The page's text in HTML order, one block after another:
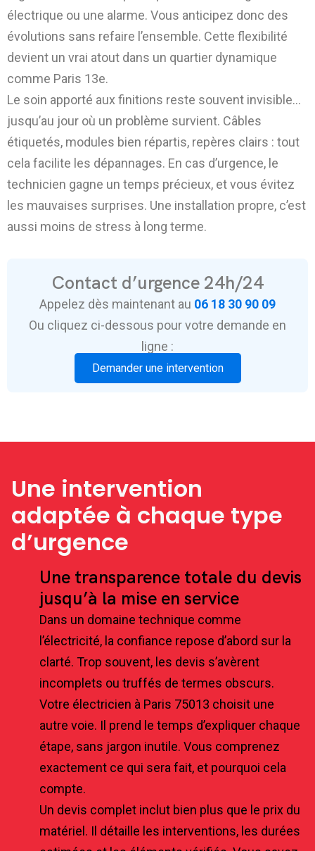
électrique ou une alarme. Vous anticipez donc des
évolutions sans refaire l’ensemble. Cette flexibilité
devient un vrai atout dans un quartier dynamique
comme Paris 13e.
Le soin apporté aux finitions reste souvent invisible…
jusqu’au jour où un problème survient. Câbles
étiquetés, modules bien répartis, repères clairs : tout
cela facilite les dépannages. En cas d’urgence, le
technicien gagne un temps précieux, et vous évitez
les mauvaises surprises. Une installation propre, c’est
aussi moins de stress à long terme.
Contact d’urgence 24h/24
Appelez dès maintenant au 06 18 30 90 09
Ou cliquez ci-dessous pour votre demande en
ligne :
Demander une intervention
Une intervention
adaptée à chaque type
d’urgence
Une transparence totale du devis
jusqu’à la mise en service
Dans un domaine technique comme
l’électricité, la confiance repose d’abord sur la
clarté. Trop souvent, les devis s’avèrent
incomplets ou truffés de termes obscurs.
Votre électricien à Paris 75013 choisit une
autre voie. Il prend le temps d’expliquer chaque
étape, sans jargon inutile. Vous comprenez
exactement ce qui sera fait, et pourquoi cela
compte.
Un devis complet inclut bien plus que le prix du
matériel. Il détaille les interventions, les durées